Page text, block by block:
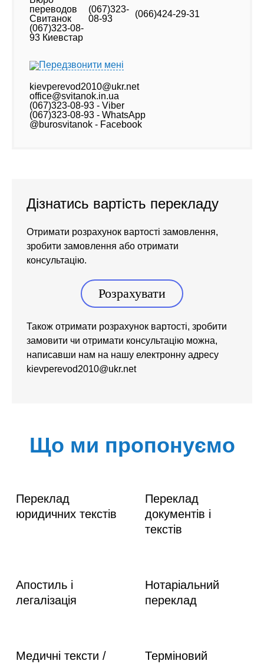
(067)323-
08-93
(066)424-29-31
Передзвонити мені
kievperevod2010@ukr.net
office@svitanok.in.ua
(067)323-08-93 - Viber
(067)323-08-93 - WhatsApp
@burosvitanok - Facebook
Дізнатись вартість перекладу
Отримати розрахунок вартості замовлення,
зробити замовлення або отримати
консультацію.
Розрахувати
Також отримати розрахунок вартості, зробити
замовити чи отримати консультацію можна,
написавши нам на нашу електронну адресу
kievperevod2010@ukr.net
Що ми пропонуємо
Переклад
юридичних текстів
Переклад
документів і
текстів
Апостиль і
легалізація
Нотаріальний
переклад
Медичні тексти /
Терміновий